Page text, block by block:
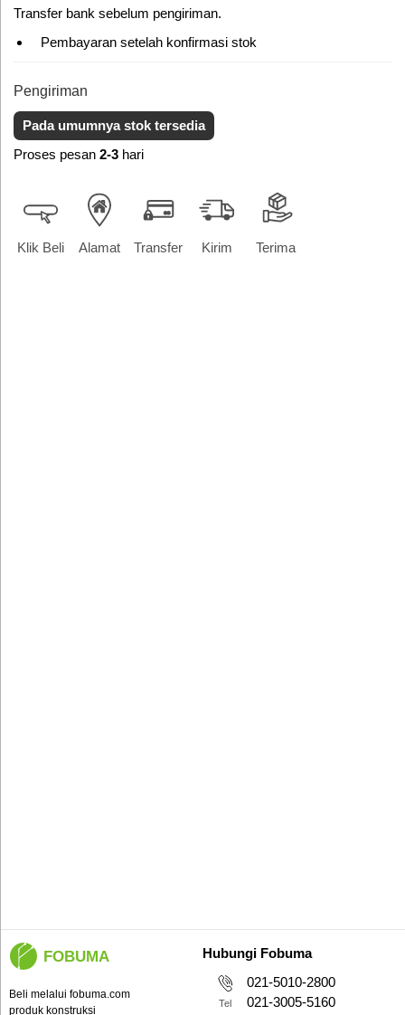
Transfer bank sebelum pengiriman.
Pembayaran setelah konfirmasi stok
Pengiriman
Pada umumnya stok tersedia
Proses pesan 2-3 hari
Klik Beli Alamat Transfer Kirim Terima
FOBUMA
Beli melalui fobuma.com
produk konstruksi
Hubungi Fobuma
Tel
021-5010-2800
021-3005-5160